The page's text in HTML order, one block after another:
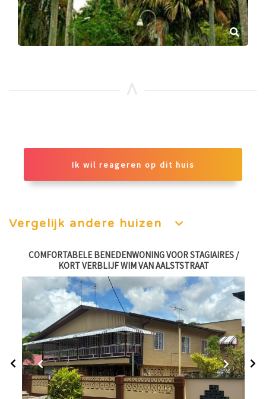
Ik wil reageren op dit huis
Vergelijk andere huizen
COMFORTABELE BENEDENWONING VOOR STAGIAIRES /
KORT VERBLIJF WIM VAN AALSTSTRAAT